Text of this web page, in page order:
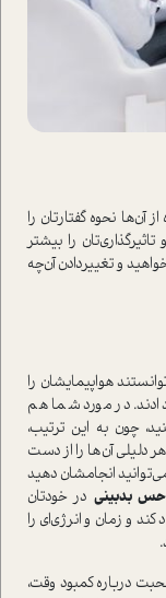
آن‌ها نحوه گفتارتان را
تاثیر‌گذاری‌تان را بیشتر
و تغییر‌دادن آن‌چه
هواپیمایشان را
دادند. در مورد شما هم
چون به‌ این‌ ترتیب،
دلیلی آن‌ها را از دست
انجامشان دهید
بدبینی در خودتان
و زمان و انرژی‌ای را
درباره کمبود وقت،